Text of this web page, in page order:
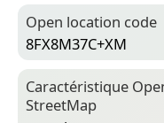
Open location code
8FX8M37C+XM
Caractéristique
Street­Map